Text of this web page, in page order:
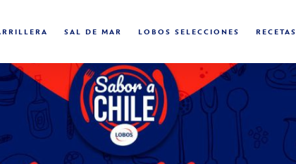
SAL DE MAR LOBOS SELECCIONES RECETAS